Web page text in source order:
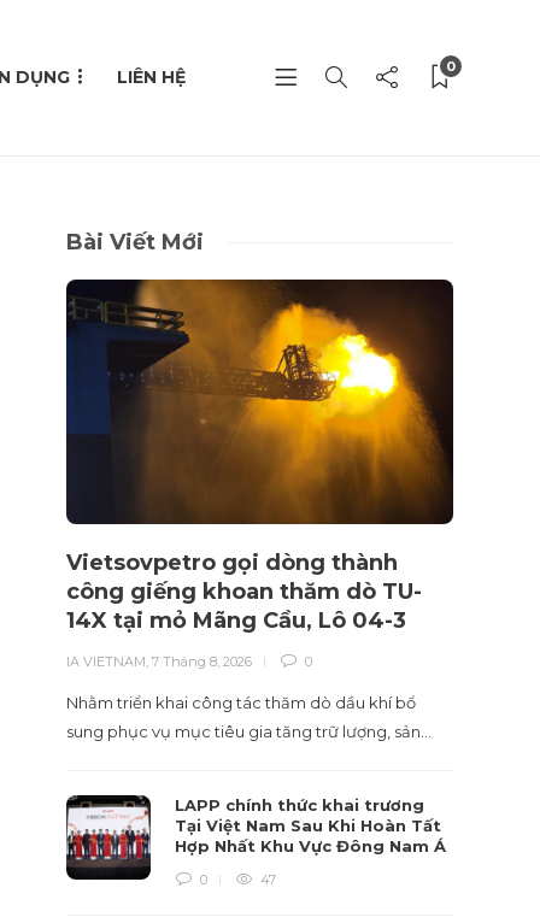
DỤNG LIÊN HỆ 0
Bài Viết Mới
Vietsovpetro gọi dòng thành
công giếng khoan thăm dò TU-
14X tại mỏ Mãng Cầu, Lô 04-3
IA VIETNAM ,7 Tháng 8, 2026 0
Nhằm triển khai công tác thăm dò dầu khí bổ
sung phục vụ mục tiêu gia tăng trữ lượng, sản…
LAPP chính thức khai trương
Tại Việt Nam Sau Khi Hoàn Tất
Hợp Nhất Khu Vực Đông Nam Á
0 47